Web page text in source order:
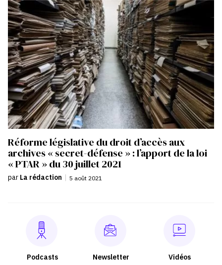
Réforme législative du droit d’accès aux
archives « secret-défense » : l’apport de la loi
« PTAR » du 30 juillet 2021
par La rédaction | 5 août 2021
Podcasts Newsletter Vidéos